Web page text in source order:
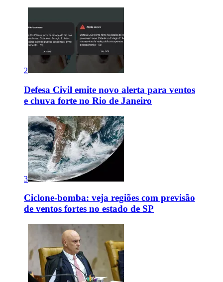
2
Defesa Civil emite novo alerta para ventos
e chuva forte no Rio de Janeiro
3
Ciclone-bomba: veja regiões com previsão
de ventos fortes no estado de SP